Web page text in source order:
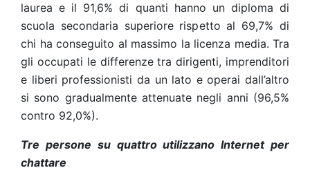
laurea e il 91,6% di quanti hanno un diploma di
scuola secondaria superiore rispetto al 69,7% di
chi ha conseguito al massimo la licenza media. Tra
gli occupati le differenze tra dirigenti, imprenditori
e liberi professionisti da un lato e operai dall’altro
si sono gradualmente attenuate negli anni (96,5%
contro 92,0%).
Tre persone su quattro utilizzano Internet per
chattare